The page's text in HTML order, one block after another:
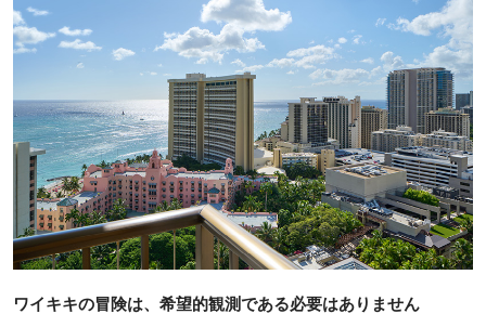
ワイキキの冒険は、希望的観測である必要はありません